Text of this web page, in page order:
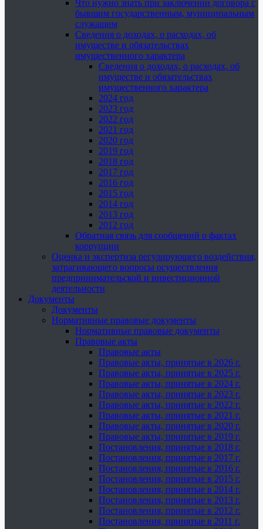
Что нужно знать при заключении договора с
бывшим государственным, муниципальным
служащим
Сведения о доходах, о расходах, об
имуществе и обязательствах
имущественного характера
Сведения о доходах, о расходах, об
имуществе и обязательствах
имущественного характера
2024 год
2023 год
2022 год
2021 год
2020 год
2019 год
2018 год
2017 год
2016 год
2015 год
2014 год
2013 год
2012 год
Обратная связь для сообщений о фактах
коррупции
Оценка и экспертиза регулирующего воздействия,
затрагивающего вопросы осуществления
предпринимательской и инвестиционной
деятельности
Документы
Документы
Нормативные правовые документы
Нормативные правовые документы
Правовые акты
Правовые акты
Правовые акты, принятые в 2026 г.
Правовые акты, принятые в 2025 г.
Правовые акты, принятые в 2024 г.
Правовые акты, принятые в 2023 г.
Правовые акты, принятые в 2022 г.
Правовые акты, принятые в 2021 г.
Правовые акты, принятые в 2020 г.
Правовые акты, принятые в 2019 г.
Постановления, принятые в 2018 г.
Постановления, принятые в 2017 г.
Постановления, принятые в 2016 г.
Постановления, принятые в 2015 г.
Постановления, принятые в 2014 г.
Постановления, принятые в 2013 г.
Постановления, принятые в 2012 г.
Постановления, принятые в 2011 г.